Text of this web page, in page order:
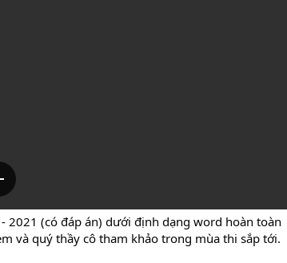
2021 (có đáp án) dưới định dạng word hoàn toàn
và quý thầy cô tham khảo trong mùa thi sắp tới.